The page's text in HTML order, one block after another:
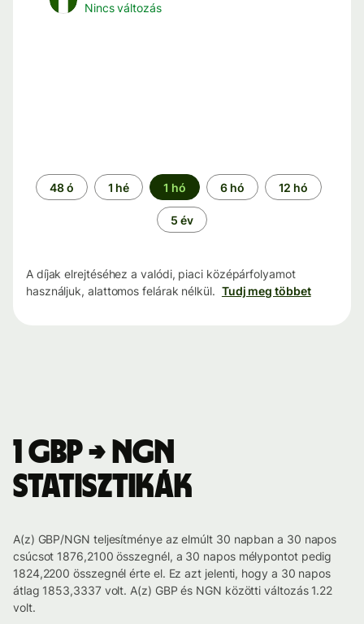
Nincs változás
Időszak
48 ó 1 hé 1 hó 6 hó 12 hó
5 év
A díjak elrejtéséhez a valódi, piaci középárfolyamot
használjuk, alattomos felárak nélkül. Tudj meg többet
1 GBP → NGN
statisztikák
A(z) GBP/NGN teljesítménye az elmúlt 30 napban a 30 napos
csúcsot 1876,2100 összegnél, a 30 napos mélypontot pedig
1824,2200 összegnél érte el. Ez azt jelenti, hogy a 30 napos
átlag 1853,3337 volt. A(z) GBP és NGN közötti változás 1.22
volt.